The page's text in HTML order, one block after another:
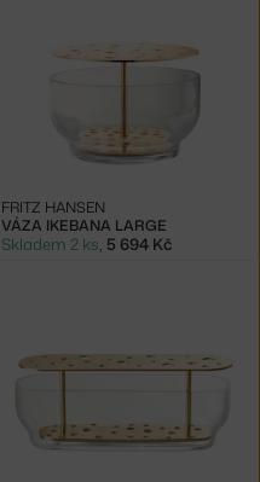
VÁZA IKEBANA LARGE
FRITZ HANSEN
Skladem 2 ks, 5 694 Kč